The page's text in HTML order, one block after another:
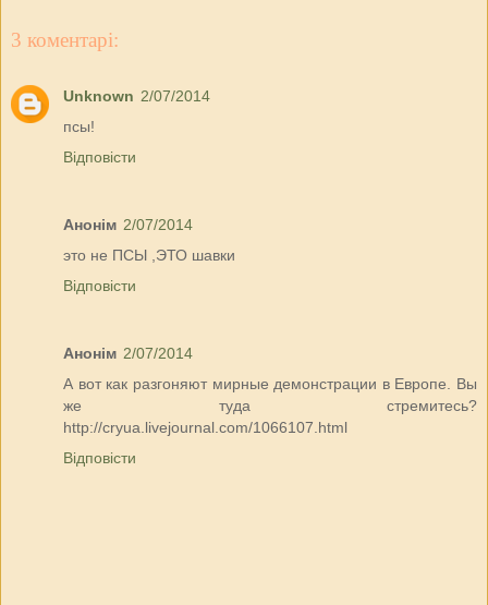
3 коментарі:
Unknown 2/07/2014
псы!
Відповісти
Анонім 2/07/2014
это не ПСЫ ,ЭТО шавки
Відповісти
Анонім 2/07/2014
А вот как разгоняют мирные демонстрации в Европе. Вы
же туда стремитесь?
http://cryua.livejournal.com/1066107.html
Відповісти